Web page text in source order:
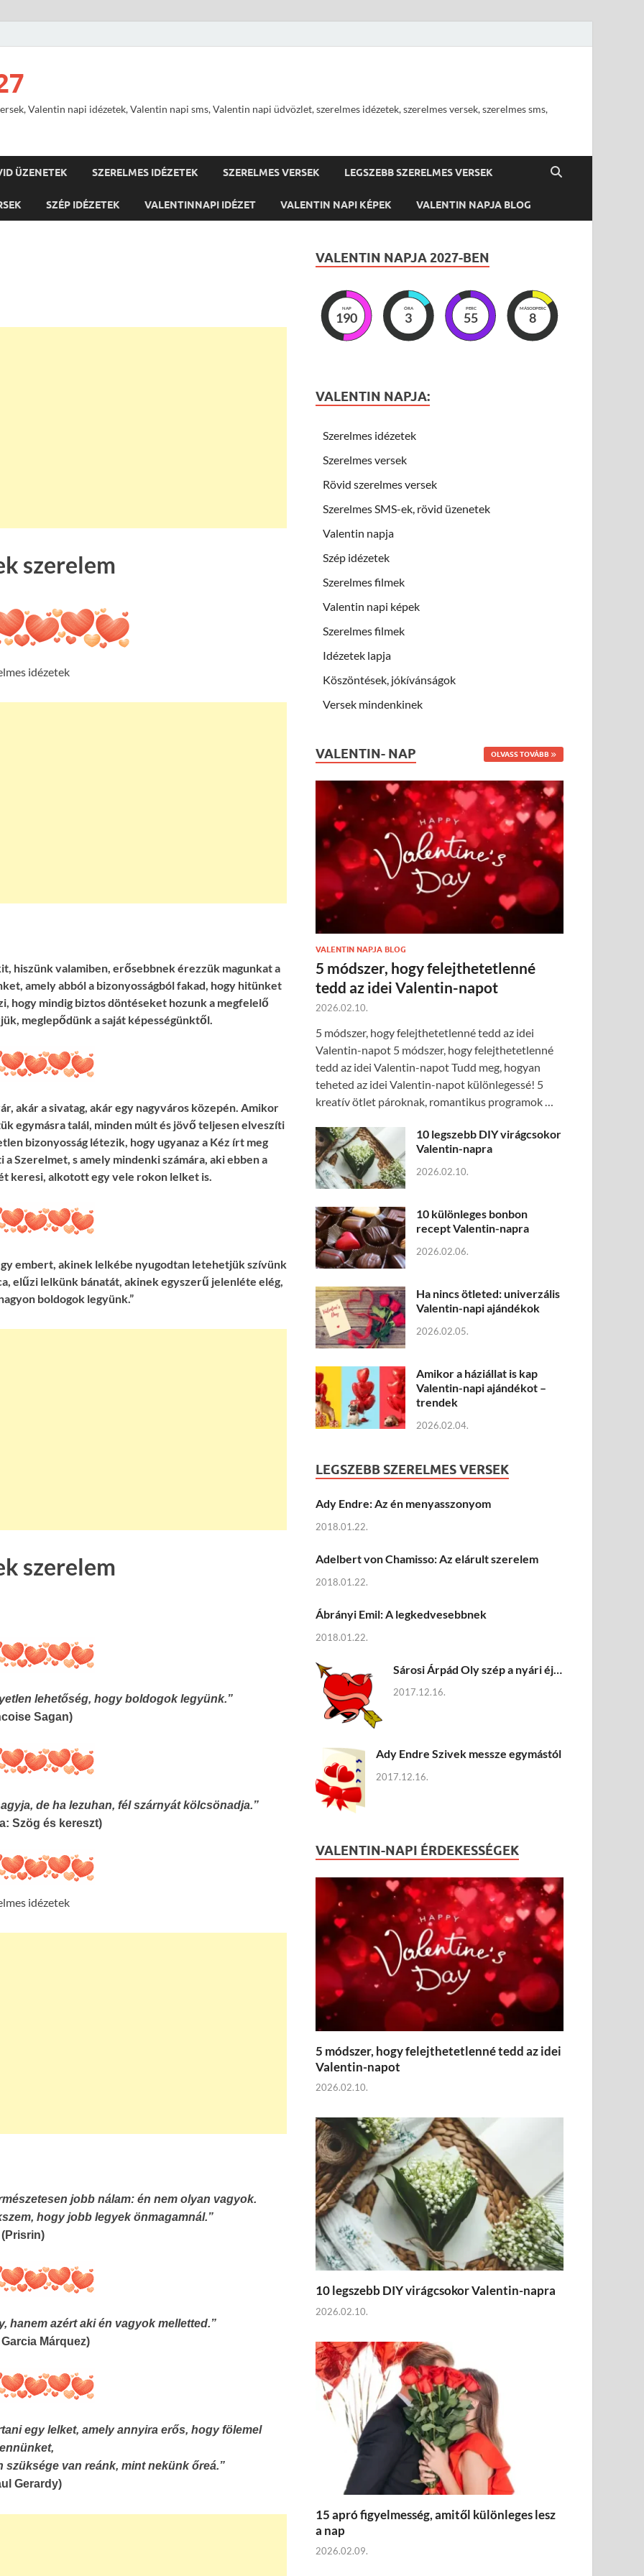
Valentin napi idézetek, Valentin napi sms, Valentin napi üdvözlet, szerelmes idézetek, szerelmes versek, szerelmes sms,
ÜZENETEK SZERELMES IDÉZETEK SZERELMES VERSEK LEGSZEBB SZERELMES VERSEK
SZÉP IDÉZETEK VALENTINNAPI IDÉZET VALENTIN NAPI KÉPEK VALENTIN NAPJA BLOG
szerelem
idézetek
hiszünk valamiben, erősebbnek érezzük magunkat a
amely abból a bizonyosságból fakad, hogy hitünket
hogy mindig biztos döntéseket hozunk a megfelelő
meglepődünk a saját képességünktől.
akár a sivatag, akár egy nagyváros közepén. Amikor
egymásra talál, minden múlt és jövő teljesen elveszíti
bizonyosság létezik, hogy ugyanaz a Kéz írt meg
Szerelmet, s amely mindenki számára, aki ebben a
keresi, alkotott egy vele rokon lelket is.
embert, akinek lelkébe nyugodtan letehetjük szívünk
elűzi lelkünk bánatát, akinek egyszerű jelenléte elég,
boldogok legyünk.”
szerelem
lehetőség, hogy boldogok legyünk.”
Sagan)
de ha lezuhan, fél szárnyát kölcsönadja.”
Szög és kereszt)
idézetek
jobb nálam: én nem olyan vagyok.
hogy jobb legyek önmagamnál.”
(Prisrin)
hanem azért aki én vagyok melletted.”
Márquez)
egy lelket, amely annyira erős, hogy fölemel
van reánk, mint nekünk őreá.”
Gerardy)
VALENTIN NAPJA 2027-BEN
NAP
190
ÓRA
3
PERC
55
MÁSODPERC
7
VALENTIN NAPJA:
Szerelmes idézetek
Szerelmes versek
Rövid szerelmes versek
Szerelmes SMS-ek, rövid üzenetek
Valentin napja
Szép idézetek
Szerelmes filmek
Valentin napi képek
Szerelmes filmek
Idézetek lapja
Köszöntések, jókívánságok
Versek mindenkinek
VALENTIN- NAP OLVASS TOVÁBB
VALENTIN NAPJA BLOG
5 módszer, hogy felejthetetlenné
tedd az idei Valentin-napot
2026.02.10.
5 módszer, hogy felejthetetlenné tedd az idei
Valentin-napot 5 módszer, hogy felejthetetlenné
tedd az idei Valentin-napot Tudd meg, hogyan
teheted az idei Valentin-napot különlegessé! 5
kreatív ötlet pároknak, romantikus programok …
10 legszebb DIY virágcsokor
Valentin-napra
2026.02.10.
10 különleges bonbon
recept Valentin-napra
2026.02.06.
Ha nincs ötleted: univerzális
Valentin-napi ajándékok
2026.02.05.
Amikor a háziállat is kap
Valentin-napi ajándékot –
trendek
2026.02.04.
LEGSZEBB SZERELMES VERSEK
Ady Endre: Az én menyasszonyom
2018.01.22.
Adelbert von Chamisso: Az elárult szerelem
2018.01.22.
Ábrányi Emil: A legkedvesebbnek
2018.01.22.
Sárosi Árpád Oly szép a nyári éj…
2017.12.16.
Ady Endre Szivek messze egymástól
2017.12.16.
VALENTIN-NAPI ÉRDEKESSÉGEK
5 módszer, hogy felejthetetlenné tedd az idei
Valentin-napot
2026.02.10.
10 legszebb DIY virágcsokor Valentin-napra
2026.02.10.
15 apró figyelmesség, amitől különleges lesz
a nap
2026.02.09.